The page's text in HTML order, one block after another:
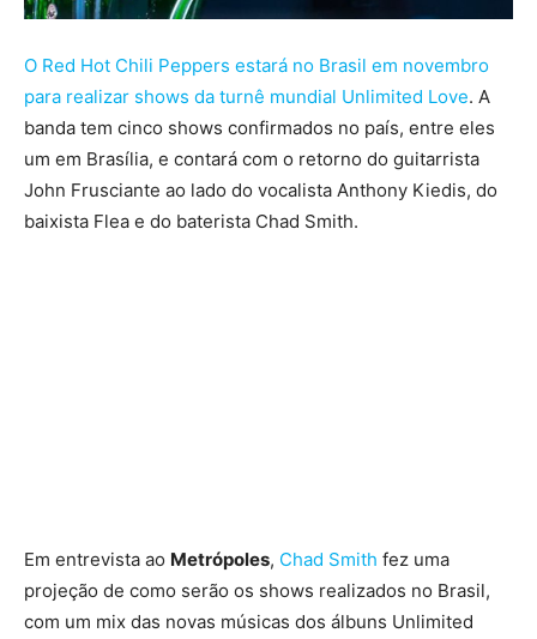
O Red Hot Chili Peppers estará no Brasil em novembro
para realizar shows da turnê mundial Unlimited Love. A
banda tem cinco shows confirmados no país, entre eles
um em Brasília, e contará com o retorno do guitarrista
John Frusciante ao lado do vocalista Anthony Kiedis, do
baixista Flea e do baterista Chad Smith.
Em entrevista ao Metrópoles, Chad Smith fez uma
projeção de como serão os shows realizados no Brasil,
com um mix das novas músicas dos álbuns Unlimited